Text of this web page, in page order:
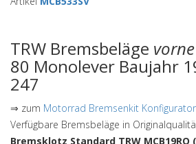
TRW Bremsbeläge vorne
80 Monolever Baujahr
247
⇒ zum Motorrad Bremsenkit Konfigurator
Verfügbare Bremsbeläge in
Bremsklotz Standard TRW MCB19RQ